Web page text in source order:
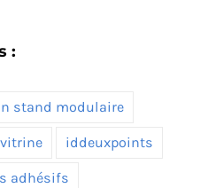
:
stand modulaire
vitrine iddeuxpoints
adhésifs